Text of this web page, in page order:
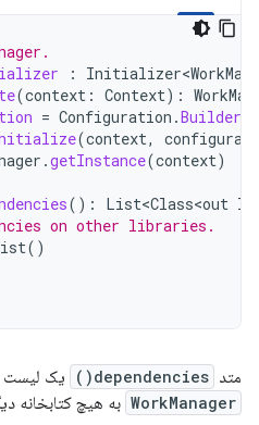
:
(context : Context):
= Configuration .Builder
(context,
.getInstance(context)
(): List<Class<out
on other libraries.
()
متد dependencies() یک لیست
WorkManager به هیچ کتابخانه